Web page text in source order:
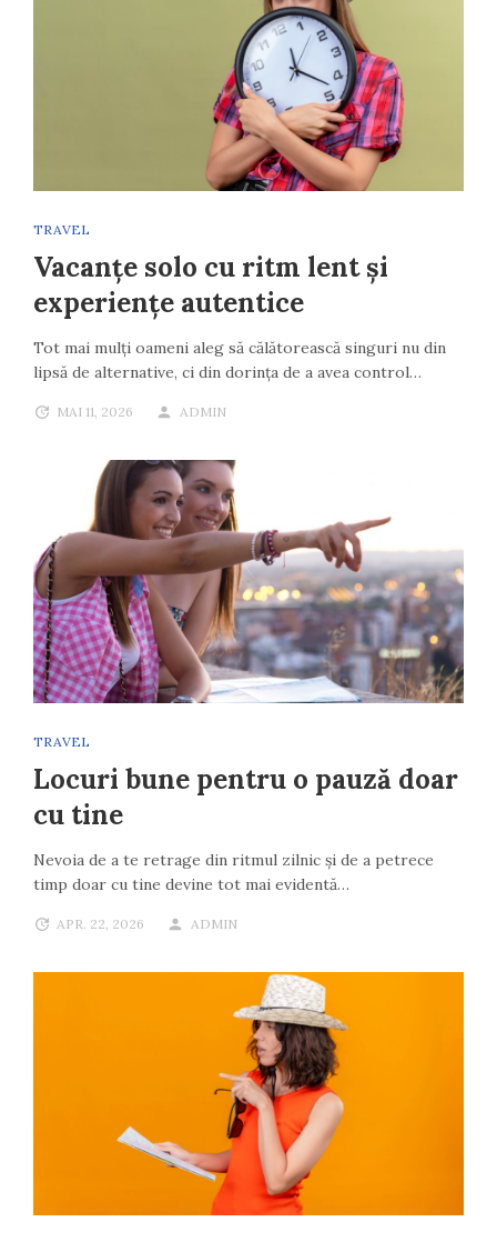
TRAVEL
Vacanțe solo cu ritm lent și
experiențe autentice
Tot mai mulți oameni aleg să călătorească singuri nu din
lipsă de alternative, ci din dorința de a avea control…
MAI 11, 2026 ADMIN
TRAVEL
Locuri bune pentru o pauză doar
cu tine
Nevoia de a te retrage din ritmul zilnic și de a petrece
timp doar cu tine devine tot mai evidentă…
APR. 22, 2026 ADMIN